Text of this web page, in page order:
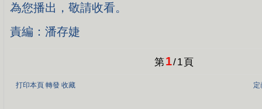
為您播出，敬請收看。
責編：潘存婕
第1/1頁
打印本頁 轉發 收藏